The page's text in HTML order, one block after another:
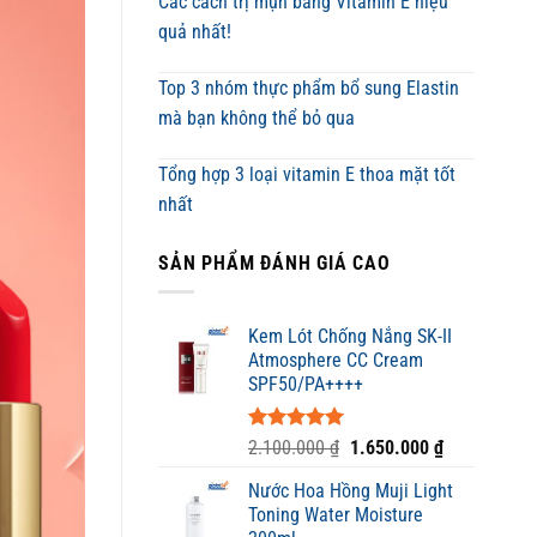
quả nhất!
Top 3 nhóm thực phẩm bổ sung Elastin
mà bạn không thể bỏ qua
Tổng hợp 3 loại vitamin E thoa mặt tốt
nhất
SẢN PHẨM ĐÁNH GIÁ CAO
Kem Lót Chống Nắng SK-II
Atmosphere CC Cream
SPF50/PA++++
Được xếp
5 sao
2.100.000₫ Giá
là:
2.100.000 ₫.
1.650.000 ₫Giá
tại
Nước Hoa Hồng Muji Light
Toning Water Moisture